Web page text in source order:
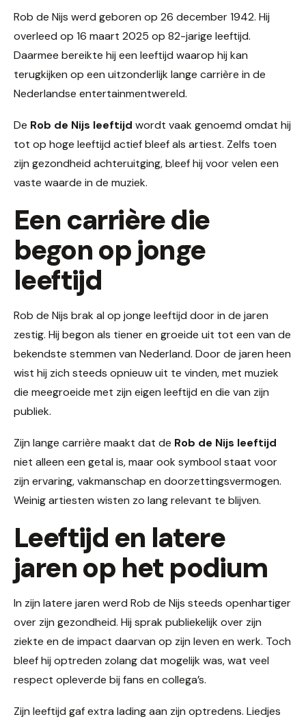
Rob de Nijs werd geboren op 26 december 1942. Hij
overleed op 16 maart 2025 op 82-jarige leeftijd.
Daarmee bereikte hij een leeftijd waarop hij kan
terugkijken op een uitzonderlijk lange carrière in de
Nederlandse entertainmentwereld.
De Rob de Nijs leeftijd wordt vaak genoemd omdat hij
tot op hoge leeftijd actief bleef als artiest. Zelfs toen
zijn gezondheid achteruitging, bleef hij voor velen een
vaste waarde in de muziek.
Een carrière die
begon op jonge
leeftijd
Rob de Nijs brak al op jonge leeftijd door in de jaren
zestig. Hij begon als tiener en groeide uit tot een van de
bekendste stemmen van Nederland. Door de jaren heen
wist hij zich steeds opnieuw uit te vinden, met muziek
die meegroeide met zijn eigen leeftijd en die van zijn
publiek.
Zijn lange carrière maakt dat de Rob de Nijs leeftijd
niet alleen een getal is, maar ook symbool staat voor
zijn ervaring, vakmanschap en doorzettingsvermogen.
Weinig artiesten wisten zo lang relevant te blijven.
Leeftijd en latere
jaren op het podium
In zijn latere jaren werd Rob de Nijs steeds openhartiger
over zijn gezondheid. Hij sprak publiekelijk over zijn
ziekte en de impact daarvan op zijn leven en werk. Toch
bleef hij optreden zolang dat mogelijk was, wat veel
respect opleverde bij fans en collega’s.
Zijn leeftijd gaf extra lading aan zijn optredens. Liedjes